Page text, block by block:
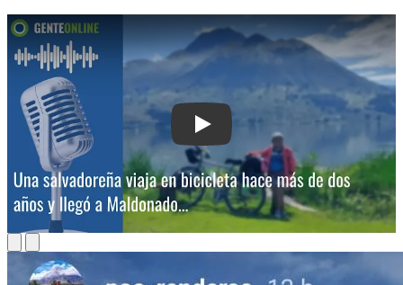
Play: Una salvadoreña viaja en